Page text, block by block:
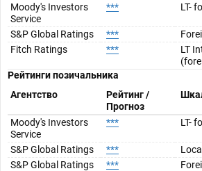
Moody's Investors
Service
*** LT-
S&P Global Ratings ***
Fitch Ratings
***
LT
Рейтинги позичальника
Агентство
Рейтинг /
Прогноз
Moody's Investors
Service
*** LT-
S&P Global Ratings ***
S&P Global Ratings
***